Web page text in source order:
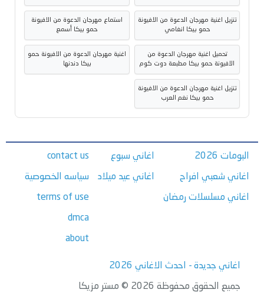
تنزيل اغنية مهرجان الدعوة من الافيونة
حمو بيكا انغامي
استماع مهرجان الدعوة من الافيونة
حمو بيكا أسمع
تحميل اغنية مهرجان الدعوة من
الافيونة حمو بيكا مطبعة دوت كوم
اغنية مهرجان الدعوة من الافيونة حمو
بيكا دندنها
تنزيل اغنية مهرجان الدعوة من الافيونة
حمو بيكا نغم العرب
البومات 2026
اغاني شعبي افراح
اغاني مسلسلات رمضان
اغاني سبوع
اغاني عيد ميلاد
contact us
سياسه الخصوصية
terms of use
dmca
about
اغاني جديدة - احدث الاغاني 2026
جميع الحقوق محفوظة 2026 © مستر مزيكا